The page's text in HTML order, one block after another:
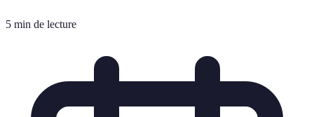
5 min de lecture